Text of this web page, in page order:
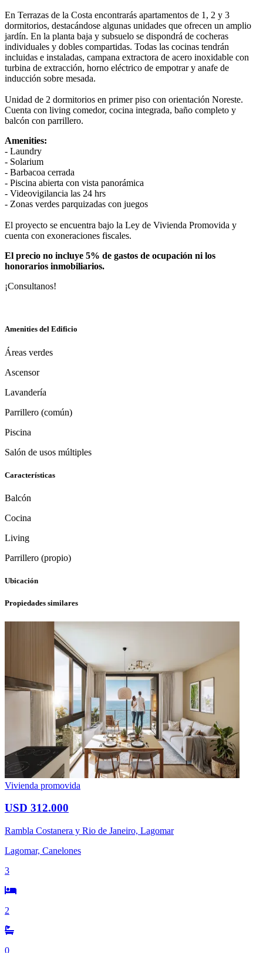
En Terrazas de la Costa encontrarás apartamentos de 1, 2 y 3
dormitorios, destacándose algunas unidades que ofrecen un amplio
jardín. En la planta baja y subsuelo se dispondrá de cocheras
individuales y dobles compartidas. Todas las cocinas tendrán
incluidas e instaladas, campana extractora de acero inoxidable con
turbina de extracción, horno eléctrico de empotrar y anafe de
inducción sobre mesada.
Unidad de 2 dormitorios en primer piso con orientación Noreste.
Cuenta con living comedor, cocina integrada, baño completo y
balcón con parrillero.
Amenities:
- Laundry
- Solarium
- Barbacoa cerrada
- Piscina abierta con vista panorámica
- Videovigilancia las 24 hrs
- Zonas verdes parquizadas con juegos
El proyecto se encuentra bajo la Ley de Vivienda Promovida y
cuenta con exoneraciones fiscales.
El precio no incluye 5% de gastos de ocupación ni los
honorarios inmobiliarios.
¡Consultanos!
Amenities del Edificio
Áreas verdes
Ascensor
Lavandería
Parrillero (común)
Piscina
Salón de usos múltiples
Características
Balcón
Cocina
Living
Parrillero (propio)
Ubicación
Propiedades similares
Vivienda promovida
USD 312.000
Rambla Costanera y Rio de Janeiro, Lagomar
Lagomar, Canelones
3
2
0